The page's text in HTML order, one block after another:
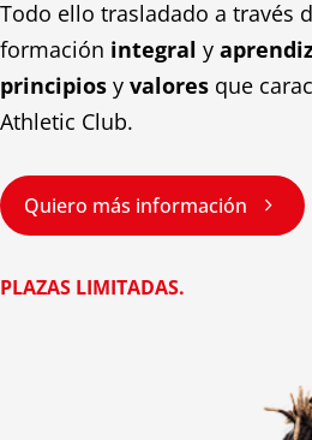
Todo ello trasladado a través
formación integral y
principios y valores que
Athletic Club.
Quiero más información 
PLAZAS LIMITADAS.